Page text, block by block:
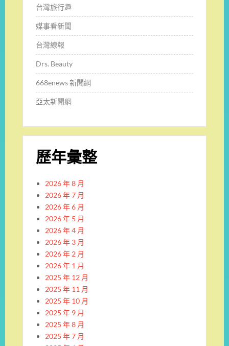
台灣旅行趣
媒事看新聞
台灣線報
Drs. Beauty
668enews 新聞網
亞太新聞網
歷年彙整
2026 年 8 月
2026 年 7 月
2026 年 6 月
2026 年 5 月
2026 年 4 月
2026 年 3 月
2026 年 2 月
2026 年 1 月
2025 年 12 月
2025 年 11 月
2025 年 10 月
2025 年 9 月
2025 年 8 月
2025 年 7 月